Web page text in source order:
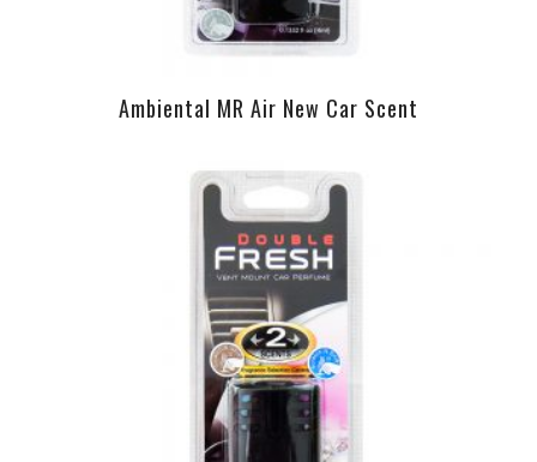
Ambiental MR Air New Car Scent